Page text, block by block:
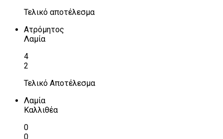
Τελικό αποτέλεσμα
Ατρόμητος
Λαμία
4
2
Τελικό Αποτέλεσμα
Λαμία
Καλλιθέα
0
0